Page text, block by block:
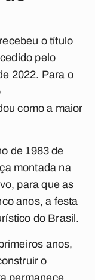
o título
pelo
2022. Para o
como a maior
de 1983 de
montada na
para que as
anos, a festa
do Brasil.
anos,
o
permanece